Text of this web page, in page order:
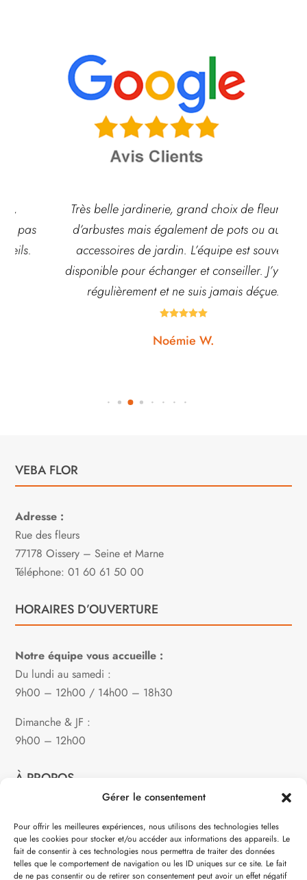
Gérer le consentement
Pour offrir les meilleures expériences, nous utilisons des technologies telles
que les cookies pour stocker et/ou accéder aux informations des appareils. Le
fait de consentir à ces technologies nous permettra de traiter des données
telles que le comportement de navigation ou les ID uniques sur ce site. Le fait
de ne pas consentir ou de retirer son consentement peut avoir un effet négatif
Très belle jardinerie, grand choix de fleurs et
d’arbustes mais également de pots ou autre
accessoires de jardin. L’équipe est souvent
disponible pour échanger et conseiller. J’y vais
régulièrement et ne suis jamais déçue.

Noémie W.
VEBA FLOR
Adresse :
Rue des fleurs
77178 Oissery – Seine et Marne
Téléphone: 01 60 61 50 00
HORAIRES D’OUVERTURE
Notre équipe vous accueille :
Du lundi au samedi :
9h00 – 12h00 / 14h00 – 18h30
Dimanche & JF :
9h00 – 12h00
À PROPOS
Notre philosophie
Contact
Partenaire de: